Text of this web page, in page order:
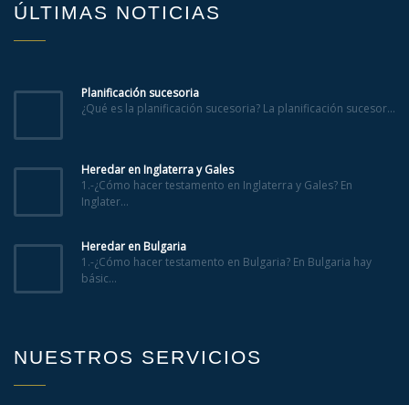
ÚLTIMAS NOTICIAS
Planificación sucesoria
¿Qué es la planificación sucesoria? La planificación sucesor...
Heredar en Inglaterra y Gales
1.-¿Cómo hacer testamento en Inglaterra y Gales? En
Inglater...
Heredar en Bulgaria
1.-¿Cómo hacer testamento en Bulgaria? En Bulgaria hay
básic...
NUESTROS SERVICIOS